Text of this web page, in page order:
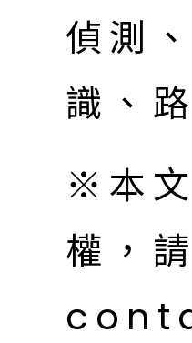
偵測
識、
※本
權，